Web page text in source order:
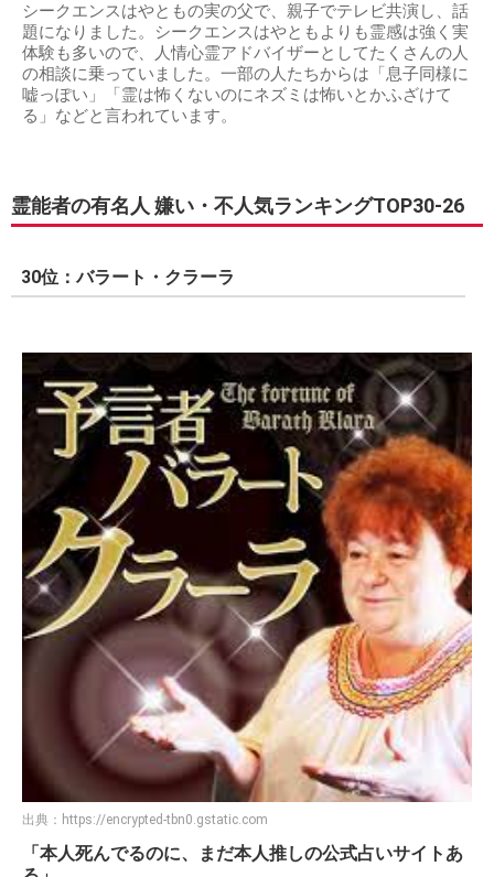
シークエンスはやともの実の父で、親子でテレビ共演し、話
題になりました。シークエンスはやともよりも霊感は強く実
体験も多いので、人情心霊アドバイザーとしてたくさんの人
の相談に乗っていました。一部の人たちからは「息子同様に
嘘っぽい」「霊は怖くないのにネズミは怖いとかふざけて
る」などと言われています。
霊能者の有名人 嫌い・不人気ランキングTOP30-26
30位：バラート・クラーラ
出典： https://encrypted-tbn0.gstatic.com
「本人死んでるのに、まだ本人推しの公式占いサイトあ